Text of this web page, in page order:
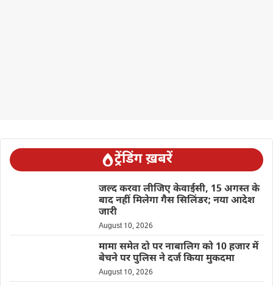
ट्रेंडिंग ख़बरें
जल्द करवा लीजिए केवाईसी, 15 अगस्त के
बाद नहीं मिलेगा गैस सिलिंडर; नया आदेश
जारी
August 10, 2026
मामा समेत दो पर नाबालिग को 10 हजार में
बेचने पर पुलिस ने दर्ज किया मुकदमा
August 10, 2026